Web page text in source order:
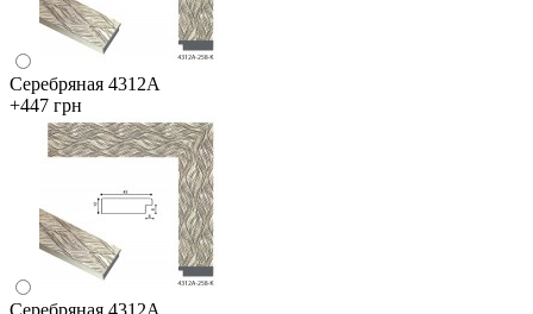
Серебряная 4312А
+447 грн
Серебряная 4312А